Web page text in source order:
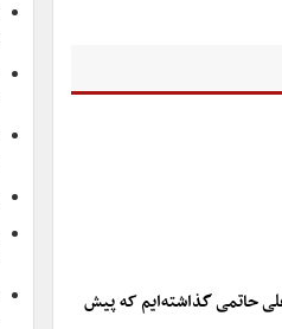
حاتمی گذاشته‌ایم که پیش